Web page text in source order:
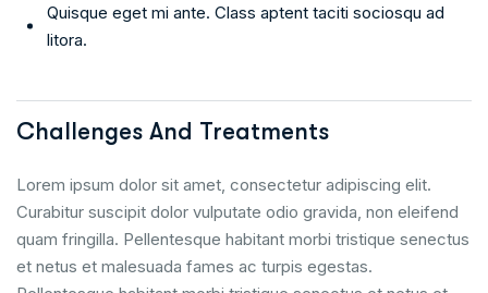
Quisque eget mi ante. Class aptent taciti sociosqu ad
litora.
Challenges And Treatments
Lorem ipsum dolor sit amet, consectetur adipiscing elit.
Curabitur suscipit dolor vulputate odio gravida, non eleifend
quam fringilla. Pellentesque habitant morbi tristique senectus
et netus et malesuada fames ac turpis egestas.